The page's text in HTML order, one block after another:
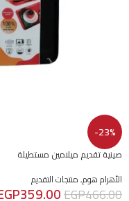
-23%
صينية تقديم ميلامين مستطيلة
الأهرام هوم,منتجات التقديم
EGP466.00
359.00